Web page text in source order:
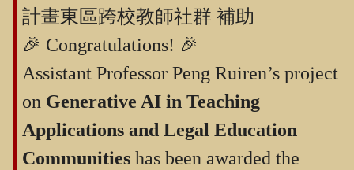
計畫東區跨校教師社群 補助
🎉 Congratulations! 🎉
Assistant Professor Peng Ruiren’s project
on Generative AI in Teaching
Applications and Legal Education
Communities has been awarded the